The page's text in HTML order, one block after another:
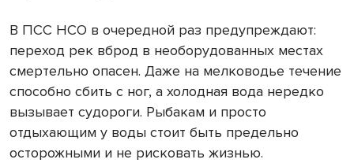
В ПСС НСО в очередной раз предупреждают:
переход рек вброд в необорудованных местах
смертельно опасен. Даже на мелководье течение
способно сбить с ног, а холодная вода нередко
вызывает судороги. Рыбакам и просто
отдыхающим у воды стоит быть предельно
осторожными и не рисковать жизнью.